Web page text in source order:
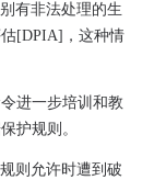
有非法处理的生
[DPIA]，这种情
进一步培训和教
护规则。
则允许时遭到破